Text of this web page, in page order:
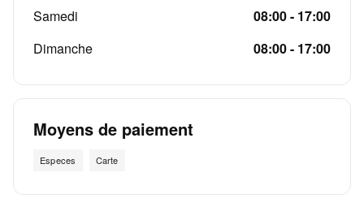
Samedi
08:00 - 17:00
Dimanche
08:00 - 17:00
Moyens de paiement
Especes Carte